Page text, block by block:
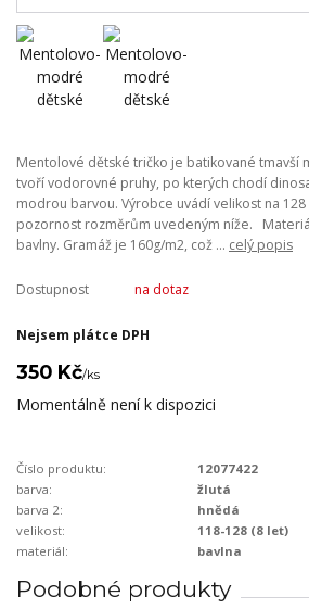
Mentolové dětské tričko je batikované tmavší
tvoří vodorovné pruhy, po kterých chodí
modrou barvou. Výrobce uvádí velikost na 128
pozornost rozměrům uvedeným níže.
bavlny. Gramáž je 160g/m2, což ... celý popis
Dostupnost na dotaz
Nejsem plátce DPH
350 Kč/ks
Momentálně není k dispozici
Číslo produktu:
12077422
barva:
žlutá
barva 2:
hnědá
velikost:
118-128 (8 let)
materiál:
bavlna
Podobné produkty